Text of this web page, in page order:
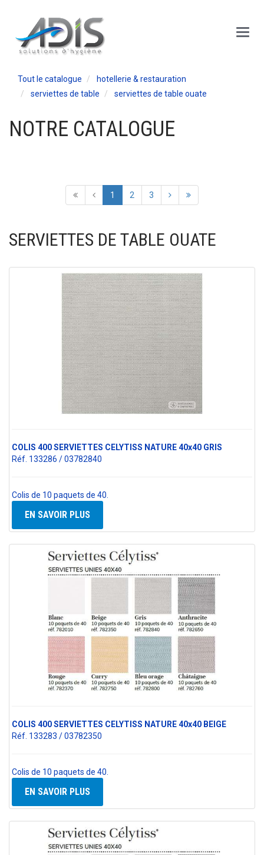
Main
Menu
Tout le catalogue
hotellerie & restauration
serviettes de table
serviettes de table ouate
NOTRE CATALOGUE
1 2 3
SERVIETTES DE TABLE OUATE
COLIS 400 SERVIETTES CELYTISS NATURE 40x40 GRIS
Réf. 133286 / 03782840
Colis de 10 paquets de 40.
EN SAVOIR PLUS
COLIS 400 SERVIETTES CELYTISS NATURE 40x40 BEIGE
Réf. 133283 / 03782350
Colis de 10 paquets de 40.
EN SAVOIR PLUS